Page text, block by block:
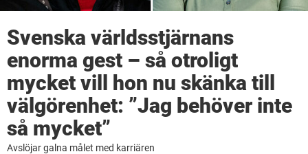
Svenska världsstjärnans
enorma gest – så otroligt
mycket vill hon nu skänka till
välgörenhet: ”Jag behöver inte
så mycket”
Avslöjar galna målet med karriären